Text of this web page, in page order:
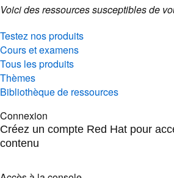
Voici des ressources susceptibles de
Testez nos produits
Cours et examens
Tous les produits
Thèmes
Bibliothèque de ressources
Connexion
Créez un compte Red Hat pour
contenu